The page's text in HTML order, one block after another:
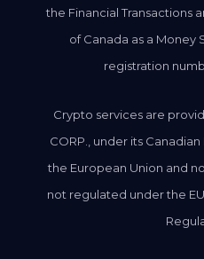
the Financial Transactions
of Canada as a Money
registration
Crypto services are
CORP., under its
the European Union and
not regulated under the